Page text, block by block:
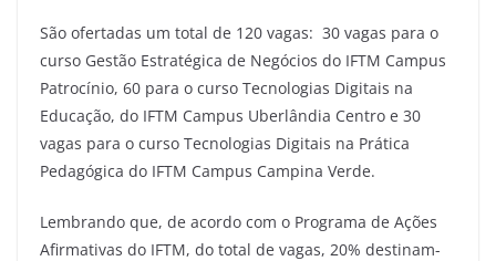
São ofertadas um total de 120 vagas: 30 vagas para o
curso Gestão Estratégica de Negócios do IFTM Campus
Patrocínio, 60 para o curso Tecnologias Digitais na
Educação, do IFTM Campus Uberlândia Centro e 30
vagas para o curso Tecnologias Digitais na Prática
Pedagógica do IFTM Campus Campina Verde.
Lembrando que, de acordo com o Programa de Ações
Afirmativas do IFTM, do total de vagas, 20% destinam-